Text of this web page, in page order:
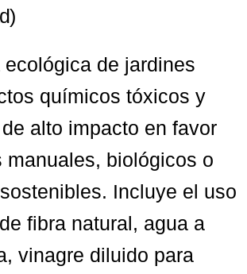
de jardines
químicos tóxicos y
alto impacto en favor
manuales, biológicos o
Incluye el uso
fibra natural, agua a
vinagre diluido para